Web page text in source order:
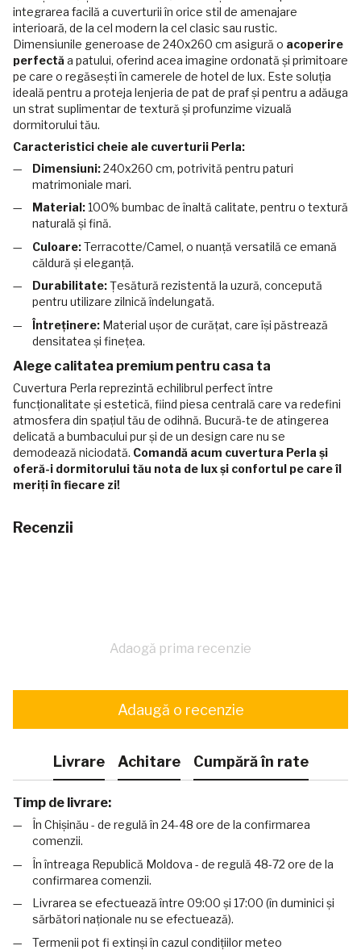
integrarea facilă a cuverturii în orice stil de amenajare
interioară, de la cel modern la cel clasic sau rustic.
Dimensiunile generoase de 240x260 cm asigură o acoperire
perfectăa patului, oferind acea imagine ordonată și primitoare
pe care o regăsești în camerele de hotel de lux. Este soluția
ideală pentru a proteja lenjeria de pat de praf și pentru a adăuga
un strat suplimentar de textură și profunzime vizuală
dormitorului tău.
Caracteristici cheie ale cuverturii Perla:
Dimensiuni:240x260 cm, potrivită pentru paturi
matrimoniale mari.
Material:100% bumbac de înaltă calitate, pentru o textură
naturală și fină.
Culoare:Terracotte/Camel, o nuanță versatilă ce emană
căldură și eleganță.
Durabilitate:Țesătură rezistentă la uzură, concepută
pentru utilizare zilnică îndelungată.
Întreținere: Material ușor de curățat, care își păstrează
densitatea și finețea.
Alege calitatea premium pentru casa ta
Cuvertura Perla reprezintă echilibrul perfect între
funcționalitate și estetică, fiind piesa centrală care va redefini
atmosfera din spațiul tău de odihnă. Bucură-te de atingerea
delicată a bumbacului pur și de un design care nu se
demodează niciodată. Comandă acum cuvertura Perla și
oferă-i dormitorului tău nota de lux și confortul pe care îl
meriți în fiecare zi!
Recenzii
Adaogă prima recenzie
Adaugă o recenzie
Livrare Achitare Cumpără în rate
Timp de livrare:
În Chișinău - de regulă în 24-48 ore de la confirmarea
comenzii.
În întreaga Republică Moldova - de regulă 48-72 ore de la
confirmarea comenzii.
Livrarea se efectuează între 09:00 și 17:00 (în duminici și
sărbători naționale nu se efectuează).
Termenii pot fi extinși în cazul condițiilor meteo